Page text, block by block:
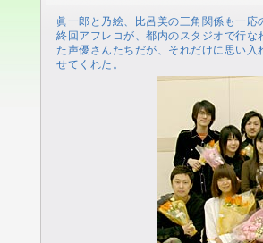
眞一郎と乃絵、比呂美の三角関係も一
終回アフレコが、都内のスタジオで行
た声優さんたちだが、それだけに思い
せてくれた。